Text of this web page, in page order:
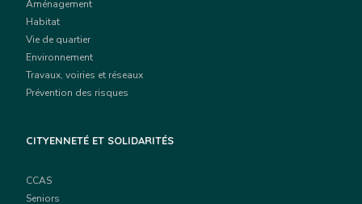
Aménagement
Habitat
Vie de quartier
Environnement
Travaux, voiries et réseaux
Prévention des risques
CITYENNETÉ ET SOLIDARITÉS
CCAS
Seniors